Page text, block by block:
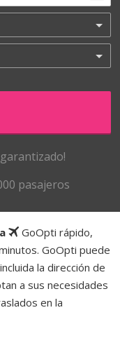
pasajeros
GoOpti rápido,
GoOpti puede
la dirección de
a sus necesidades
en la